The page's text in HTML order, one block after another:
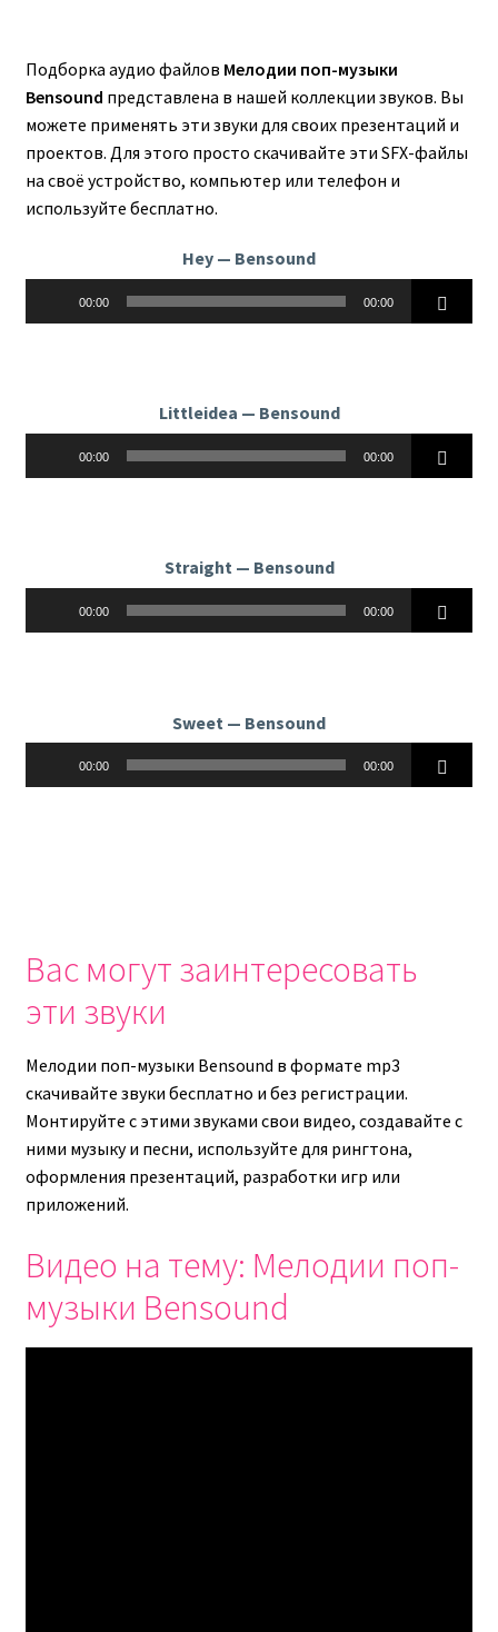
Подборка аудио файлов Мелодии поп-музыки
Bensound представлена в нашей коллекции звуков. Вы
можете применять эти звуки для своих презентаций и
проектов. Для этого просто скачивайте эти SFX-файлы
на своё устройство, компьютер или телефон и
используйте бесплатно.
Hey — Bensound
00:00 00:00
Littleidea — Bensound
00:00 00:00
Straight — Bensound
00:00 00:00
Sweet — Bensound
00:00 00:00
Вас могут заинтересовать
эти звуки
Мелодии поп-музыки Bensound в формате mp3
скачивайте звуки бесплатно и без регистрации.
Монтируйте с этими звуками свои видео, создавайте с
ними музыку и песни, используйте для рингтона,
оформления презентаций, разработки игр или
приложений.
Видео на тему: Мелодии поп-
музыки Bensound